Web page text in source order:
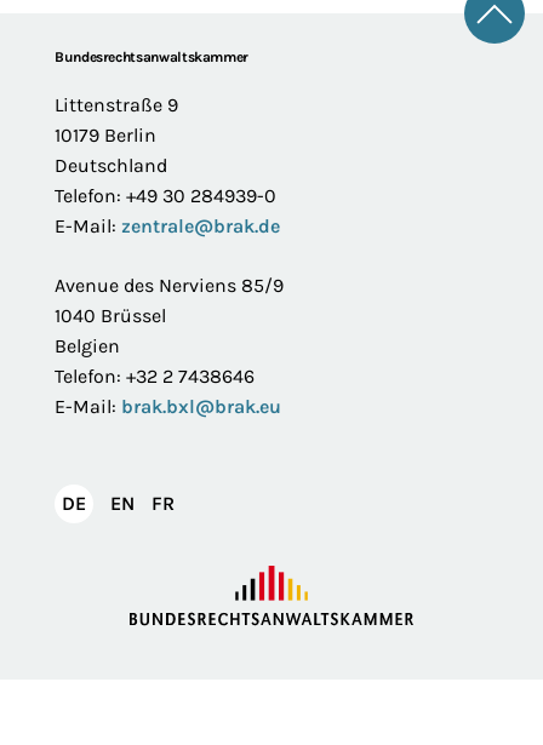
FooterBundesrechtsanwaltskammer
Littenstraße 9
10179 Berlin
Deutschland
Telefon: +49 30 284939-0
E-Mail: zentrale@brak.de
Avenue des Nerviens 85/9
1040 Brüssel
Belgien
Telefon: +32 2 7438646
E-Mail: brak.bxl@brak.eu
DEDeutsch
EN English
FR